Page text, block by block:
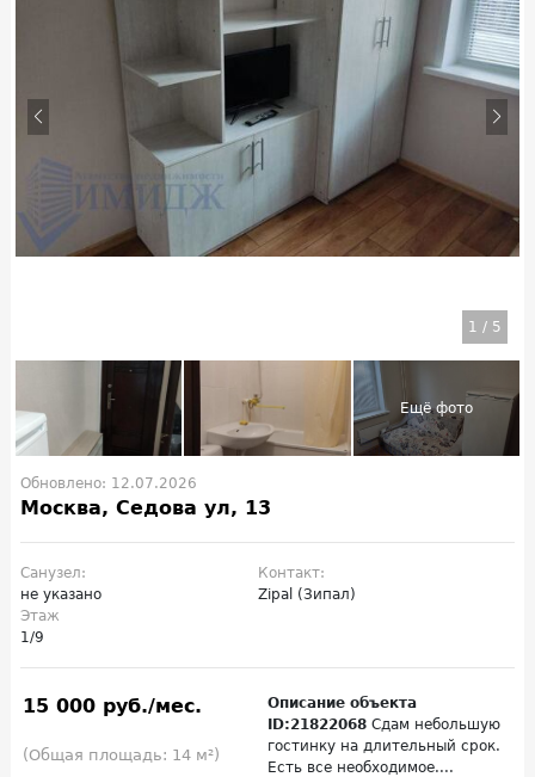
1 / 5
Обновлено: 12.07.2026
Москва, Седова ул, 13
Санузел:
не указано
Контакт:
Zipal (Зипал)
Этаж
1/9
15 000 руб./мес.
(Общая площадь: 14 м²)
Описание объекта
ID:21822068 Сдам небольшую
гостинку на длительный срок.
Есть все необходимое....